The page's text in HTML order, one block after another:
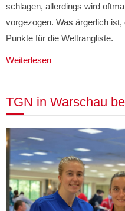
schlagen, allerdings wird
vorgezogen. Was ärgerlich
Punkte für die Weltrangliste.
Weiterlesen
TGN in Warschau